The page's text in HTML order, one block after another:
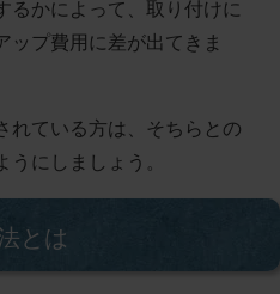
かによって、取り付けに
ップ費用に差が出てきま
れている方は、そちらとの
にしましょう。
とは